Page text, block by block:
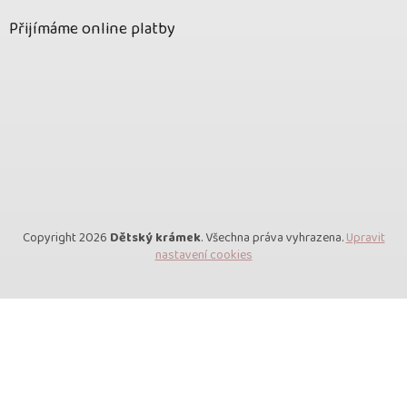
Přijímáme online platby
Copyright 2026 Dětský krámek. Všechna práva vyhrazena.Upravit
nastavení cookies